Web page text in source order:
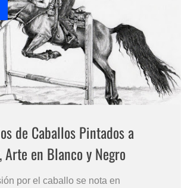
de Caballos Pintados a
Arte en Blanco y Negro
por el caballo se nota en